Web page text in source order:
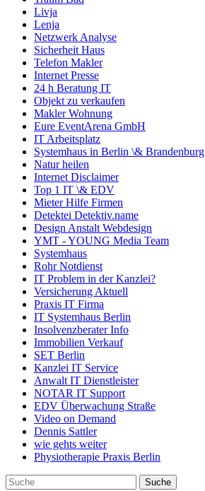
Livja
Lenja
Netzwerk Analyse
Sicherheit Haus
Telefon Makler
Internet Presse
24 h Beratung IT
Objekt zu verkaufen
Makler Wohnung
Eure EventArena GmbH
IT Arbeitsplatz
Systemhaus in Berlin \& Brandenburg
Natur heilen
Internet Disclaimer
Top 1 IT \& EDV
Mieter Hilfe Firmen
Detektei Detektiv.name
Design Anstalt Webdesign
YMT - YOUNG Media Team
Systemhaus
Rohr Notdienst
IT Problem in der Kanzlei?
Versicherung Aktuell
Praxis IT Firma
IT Systemhaus Berlin
Insolvenzberater Info
Immobilien Verkauf
SET Berlin
Kanzlei IT Service
Anwalt IT Dienstleister
NOTAR IT Support
EDV Überwachung Straße
Video on Demand
Dennis Sattler
wie gehts weiter
Physiotherapie Praxis Berlin